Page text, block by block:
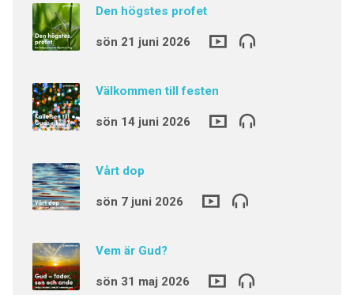
Den högstes profet
sön 21 juni 2026
Välkommen till festen
sön 14 juni 2026
Vårt dop
sön 7 juni 2026
Vem är Gud?
sön 31 maj 2026